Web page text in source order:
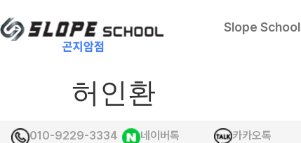
Slope School
허인환
010-9229-3334 네이버톡 카카오톡